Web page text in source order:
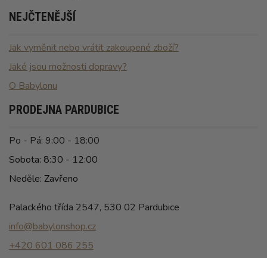
NEJČTENĚJŠÍ
Jak vyměnit nebo vrátit zakoupené zboží?
Jaké jsou možnosti dopravy?
O Babylonu
PRODEJNA PARDUBICE
Po - Pá: 9:00 - 18:00
Sobota: 8:30 - 12:00
Neděle: Zavřeno
Palackého třída 2547, 530 02 Pardubice
info@babylonshop.cz
+420 601 086 255